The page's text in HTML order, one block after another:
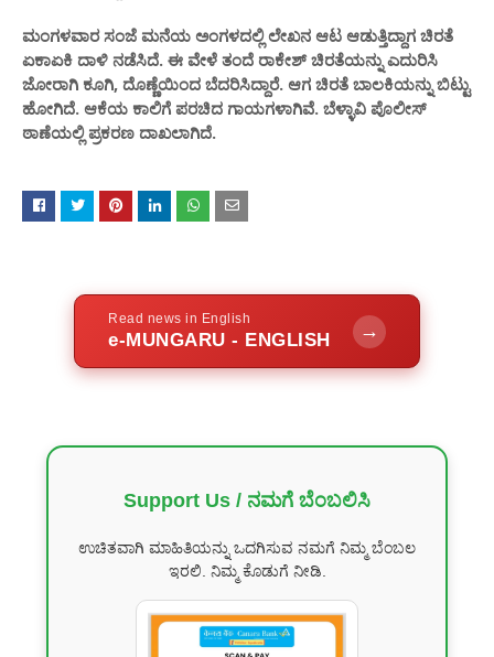
ಮಂಗಳವಾರ ಸಂಜೆ ಮನೆಯ ಅಂಗಳದಲ್ಲಿ ಲೇಖನ ಆಟ ಆಡುತ್ತಿದ್ದಾಗ ಚಿರತೆ
ಏಕಾಏಕಿ ದಾಳಿ ನಡೆಸಿದೆ. ಈ ವೇಳೆ ತಂದೆ ರಾಕೇಶ್ ಚಿರತೆಯನ್ನು ಎದುರಿಸಿ
ಜೋರಾಗಿ ಕೂಗಿ, ದೊಣ್ಣೆಯಿಂದ ಬೆದರಿಸಿದ್ದಾರೆ. ಆಗ ಚಿರತೆ ಬಾಲಕಿಯನ್ನು ಬಿಟ್ಟು
ಹೋಗಿದೆ. ಆಕೆಯ ಕಾಲಿಗೆ ಪರಚಿದ ಗಾಯಗಳಾಗಿವೆ. ಬೆಳ್ಳಾವಿ ಪೊಲೀಸ್
ಠಾಣೆಯಲ್ಲಿ ಪ್ರಕರಣ ದಾಖಲಾಗಿದೆ.
Read news in English
e-MUNGARU - ENGLISH →
Support Us / ನಮಗೆ ಬೆಂಬಲಿಸಿ
ಉಚಿತವಾಗಿ ಮಾಹಿತಿಯನ್ನು ಒದಗಿಸುವ ನಮಗೆ ನಿಮ್ಮ ಬೆಂಬಲ
ಇರಲಿ. ನಿಮ್ಮ ಕೊಡುಗೆ ನೀಡಿ.